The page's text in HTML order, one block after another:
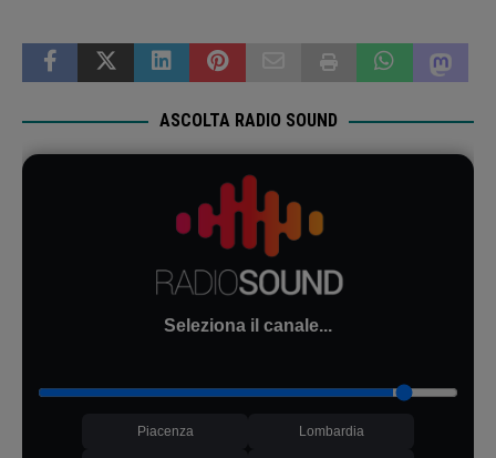
ASCOLTA RADIO SOUND
Seleziona il canale...
Piacenza Lombardia